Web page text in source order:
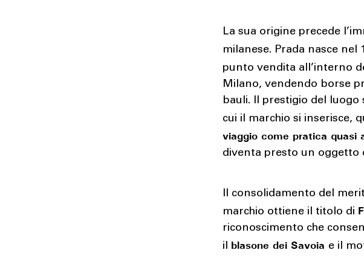
La sua origine precede
milanese. Prada nasce nel
punto vendita all’interno
Milano, vendendo borse
bauli. Il prestigio del luogo
cui il marchio si inserisce,
viaggio come pratica quasi
diventa presto un oggetto
Il consolidamento del
marchio ottiene il titolo di
riconoscimento che
il blasone dei Savoia e il